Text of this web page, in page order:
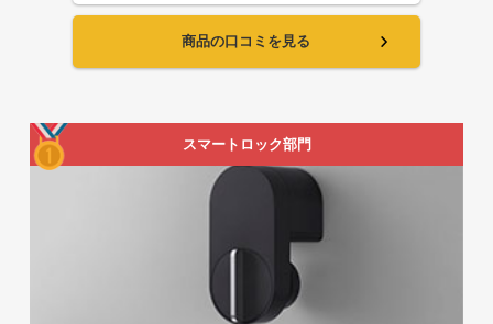
商品の口コミを見る
スマートロック部門